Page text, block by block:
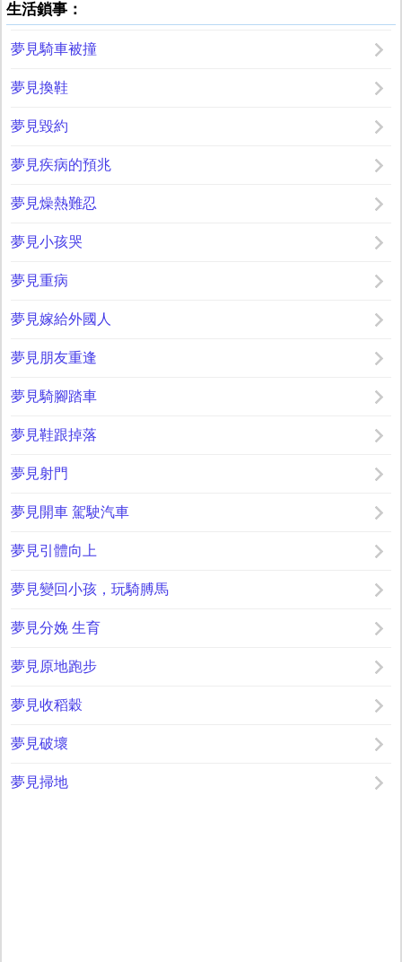
生活鎖事：
夢見騎車被撞
夢見換鞋
夢見毀約
夢見疾病的預兆
夢見燥熱難忍
夢見小孩哭
夢見重病
夢見嫁給外國人
夢見朋友重逢
夢見騎腳踏車
夢見鞋跟掉落
夢見射門
夢見開車 駕駛汽車
夢見引體向上
夢見變回小孩，玩騎膊馬
夢見分娩 生育
夢見原地跑步
夢見收稻穀
夢見破壞
夢見掃地